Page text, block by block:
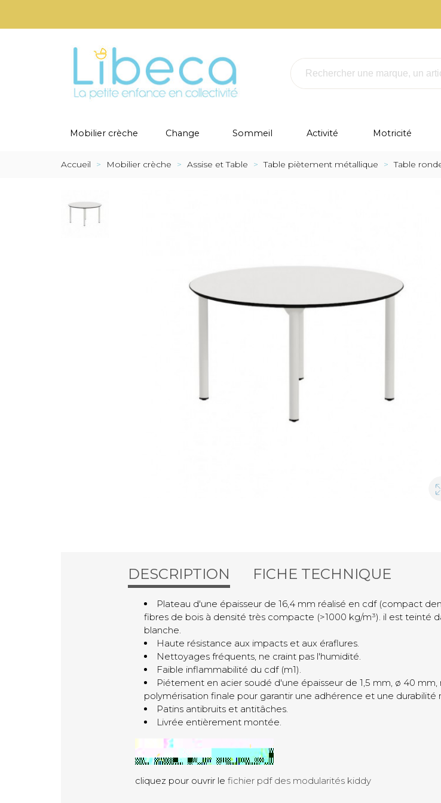
Mobilier crèche Change Sommeil Activité Motricité
Accueil > Mobilier crèche > Assise et Table > Table piètement métallique > Table
DESCRIPTION FICHE TECHNIQUE
Plateau d'une épaisseur de 16,4 mm réalisé en cdf (compact
fibres de bois à densité très compacte (>1000 kg/m³). il est teinté
blanche.
Haute résistance aux impacts et aux éraflures.
Nettoyages fréquents, ne craint pas l'humidité.
Faible inflammabilité du cdf (m1).
Piétement en acier soudé d'une épaisseur de 1,5 mm, ø 40
polymérisation finale pour garantir une adhérence et une durabilité
Patins antibruits et antitâches.
Livrée entièrement montée.
cliquez pour ouvrir le fichier pdf des modularités kiddy